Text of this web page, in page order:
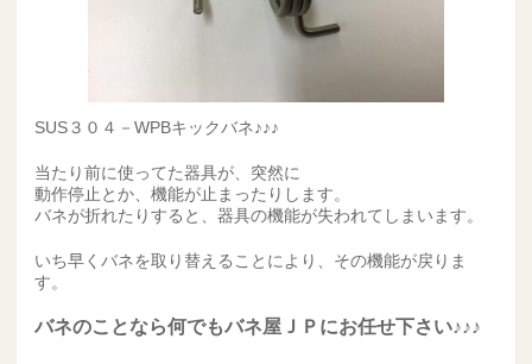
SUS３０４－WPBキックバネ♪♪♪
当たり前に使ってた器具が、突然に
動作停止とか、機能が止まったりします。
バネが折れたりすると、器具の機能が失われてしまいます。
いち早くバネを取り替えることにより、その機能が戻りま
す。
バネのことなら何でもバネ屋ＪＰにお任せ下さい♪♪♪